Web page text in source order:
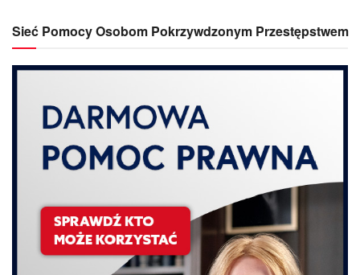
Sieć Pomocy Osobom Pokrzywdzonym Przestępstwem